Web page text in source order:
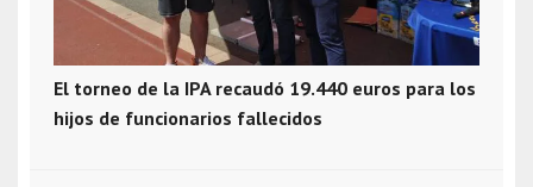
El torneo de la IPA recaudó 19.440 euros para los
hijos de funcionarios fallecidos